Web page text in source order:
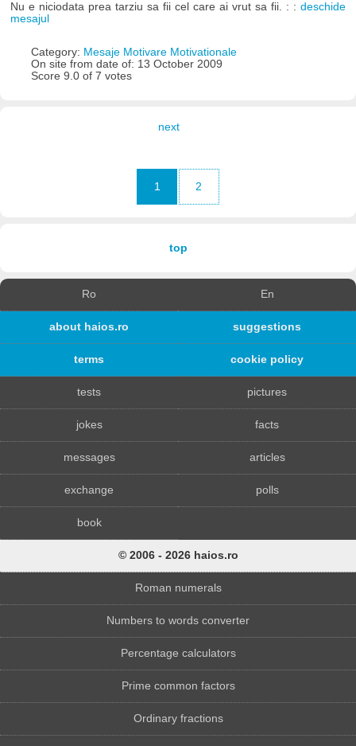
Nu e niciodata prea tarziu sa fii cel care ai vrut sa fii. : : deschide
mesajul
Category: Mesaje Motivare Motivationale
On site from date of: 13 October 2009
Score 9.0 of 7 votes
next
1 2
top
Ro En
about haios.ro suggestions
terms cookie policy
tests pictures
jokes facts
messages articles
exchange polls
book
© 2006 - 2026 haios.ro
Roman numerals
Numbers to words converter
Percentage calculators
Prime common factors
Ordinary fractions